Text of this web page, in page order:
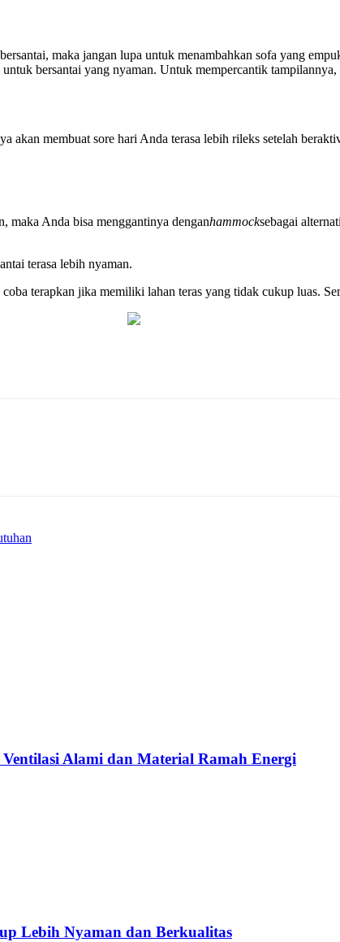
maka jangan lupa untuk menambahkan sofa yang
bersantai yang nyaman. Untuk mempercantik tampilannya,
membuat sore hari Anda terasa lebih rileks setelah
maka Anda bisa menggantinya denganhammocksebagai
terasa lebih nyaman.
terapkan jika memiliki lahan teras yang tidak cukup luas.
Alami dan Material Ramah Energi
Lebih Nyaman dan Berkualitas